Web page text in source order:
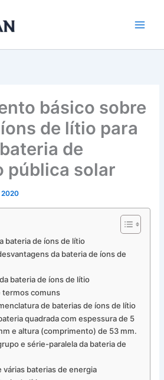
básico sobre
de lítio para
de
pública solar
2020
bateria de íons de lítio
da bateria de íons de
bateria de íons de lítio
termos comuns
de baterias de íons de lítio
quadrada com espessura de 5
e altura (comprimento) de 53 mm.
e série-paralela da bateria de
várias baterias de energia